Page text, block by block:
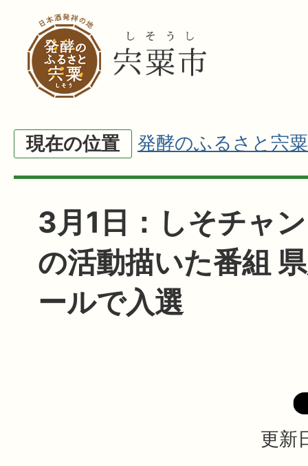
現在の位置 発酵のふるさと宍粟
3月1日：しそチャ
の活動描いた番組
ールで入選
更新